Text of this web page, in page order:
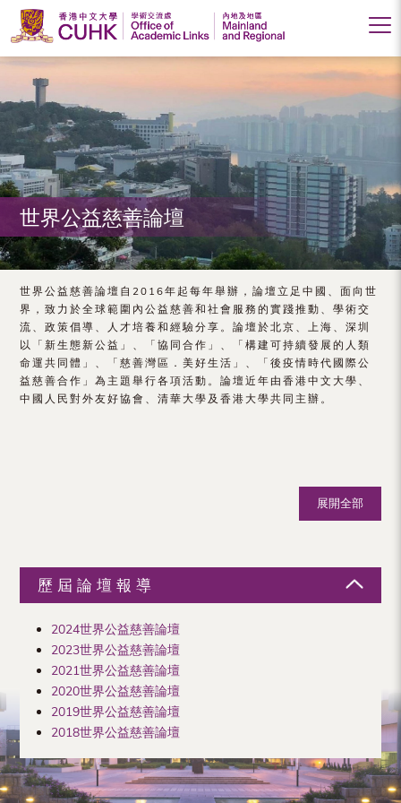
香
港
中
文
大
學
學
術
交
流
處
世界公益慈善論壇
世界公益慈善論壇自2016年起每年舉辦，論壇立足中國、面向世
界，致力於全球範圍內公益慈善和社會服務的實踐推動、學術交
流、政策倡導、人才培養和經驗分享。論壇於北京、上海、深圳
以「新生態新公益」、「協同合作」、「構建可持續發展的人類
命運共同體」、「慈善灣區．美好生活」、「後疫情時代國際公
益慈善合作」為主題舉行各項活動。論壇近年由香港中文大學、
中國人民對外友好協會、清華大學及香港大學共同主辦。
展開全部
歷屆論壇報導
2024世界公益慈善論壇
2023世界公益慈善論壇
2021世界公益慈善論壇
2020世界公益慈善論壇
2019世界公益慈善論壇
2018世界公益慈善論壇